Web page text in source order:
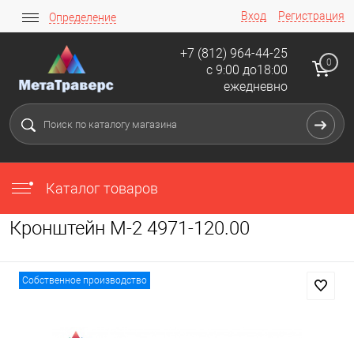
Вход Регистрация
Определение
+7 (812) 964-44-25
с 9:00 до18:00
ежедневно
0
Каталог товаров
Кронштейн М-2 4971-120.00
Собственное производство